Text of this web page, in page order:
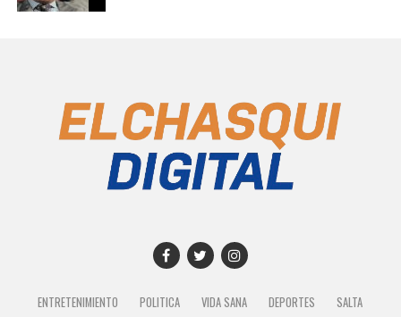
ENTRETENIMIENTO POLITICA VIDA SANA DEPORTES SALTA